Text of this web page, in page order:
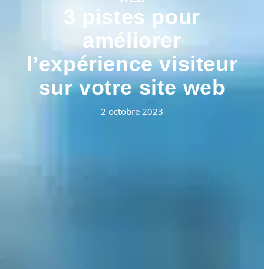
3 pistes pour
améliorer
l’expérience visiteur
sur votre site web
2 octobre 2023